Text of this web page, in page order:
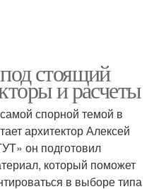
стоящий
и расчеты
спорной темой в
архитектор Алексей
он подготовил
который поможет
в выборе типа